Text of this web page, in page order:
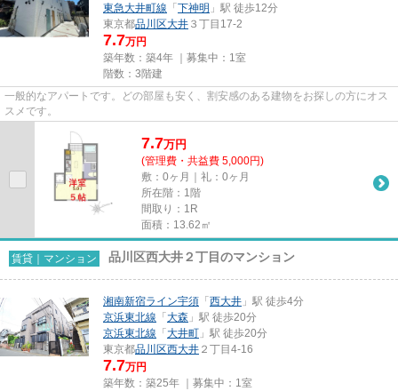
東急大井町線 「 下神明 」駅 徒歩12分
東京都品川区大井 ３丁目17-2
7.7万円
築年数：築4年 ｜募集中： 1室
階数：3階建
一般的なアパートです。どの部屋も安く、割安感のある建物をお探しの方にオス
スメです。
7.7万円
(管理費・共益費 5,000円)
敷：0ヶ月｜礼：0ヶ月
所在階：1階
間取り：1R
面積：13.62㎡
賃貸｜マンション 品川区西大井２丁目のマンション
湘南新宿ライン宇須 「 西大井 」駅 徒歩4分
京浜東北線 「 大森 」駅 徒歩20分
京浜東北線 「 大井町 」駅 徒歩20分
東京都品川区西大井 ２丁目4-16
7.7万円
築年数：築25年 ｜募集中： 1室